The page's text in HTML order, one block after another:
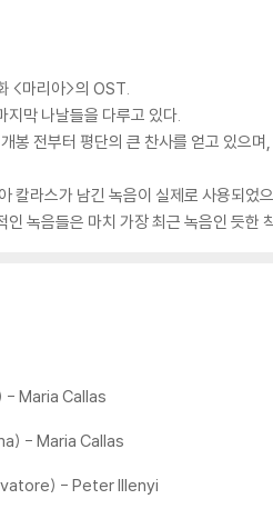
<마리아>의 OST.
지막 나날들을 다루고 있다.
봉 전부터 평단의 큰 찬사를 얻고 있으
칼라스가 남긴 녹음이 실제로 사용되
녹음들은 마치 가장 최근 녹음인 듯한
Maria Callas
- Maria Callas
- Peter Illenyi